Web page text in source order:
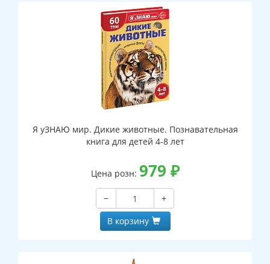
Я уЗНАЮ мир. Дикие животные. Познавательная
книга для детей 4-8 лет
Цена розн: 979 ₽
−
+
В корзину